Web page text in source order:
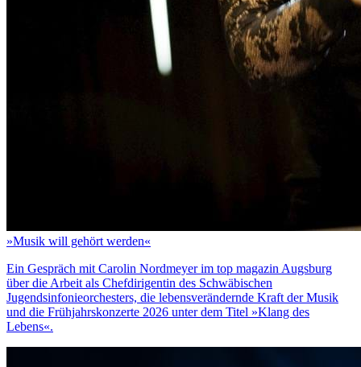
»Musik will gehört werden«
Ein Gespräch mit Carolin Nordmeyer im top magazin Augsburg
über die Arbeit als Chefdirigentin des Schwäbischen
Jugendsinfonieorchesters, die lebensverändernde Kraft der Musik
und die Frühjahrskonzerte 2026 unter dem Titel »Klang des
Lebens«.